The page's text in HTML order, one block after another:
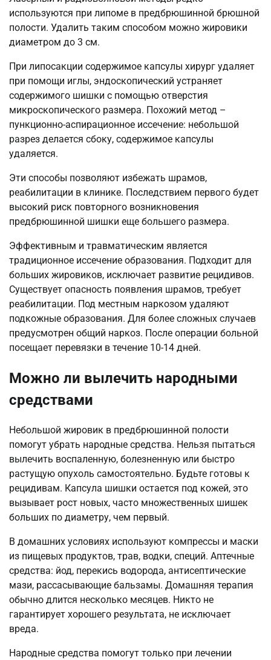
используются при липоме в предбрюшинной брюшной
полости. Удалить таким способом можно жировики
диаметром до 3 см.
При липосакции содержимое капсулы хирург удаляет
при помощи иглы, эндоскопический устраняет
содержимого шишки с помощью отверстия
микроскопического размера. Похожий метод –
пункционно-аспирационное иссечение: небольшой
разрез делается сбоку, содержимое капсулы
удаляется.
Эти способы позволяют избежать шрамов,
реабилитации в клинике. Последствием первого будет
высокий риск повторного возникновения
предбрюшинной шишки еще большего размера.
Эффективным и травматическим является
традиционное иссечение образования. Подходит для
больших жировиков, исключает развитие рецидивов.
Существует опасность появления шрамов, требует
реабилитации. Под местным наркозом удаляют
подкожные образования. Для более сложных случаев
предусмотрен общий наркоз. После операции больной
посещает перевязки в течение 10-14 дней.
Можно ли вылечить народными
средствами
Небольшой жировик в предбрюшинной полости
помогут убрать народные средства. Нельзя пытаться
вылечить воспаленную, болезненную или быстро
растущую опухоль самостоятельно. Будьте готовы к
рецидивам. Капсула шишки остается под кожей, это
вызывает рост новых, часто множественных шишек
больших по диаметру, чем первый.
В домашних условиях используют компрессы и маски
из пищевых продуктов, трав, водки, специй. Аптечные
средства: йод, перекись водорода, антисептические
мази, рассасывающие бальзамы. Домашняя терапия
обычно длится несколько месяцев. Никто не
гарантирует хорошего результата, не исключает
вреда.
Народные средства помогут только при лечении